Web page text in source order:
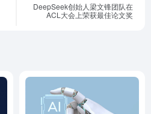
DeepSeek创始人梁文锋团队在
ACL大会上荣获最佳论文奖